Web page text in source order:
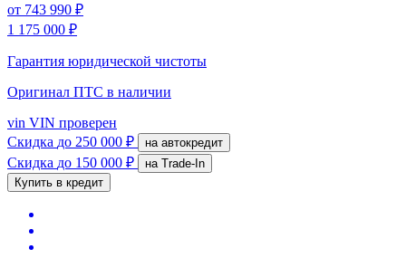
от 743 990 ₽
1 175 000 ₽
Гарантия юридической чистоты
Оригинал ПТС в наличии
vin VIN проверен
Скидка до 250 000 ₽ на автокредит
Скидка до 150 000 ₽
на Trade-In
Купить в кредит